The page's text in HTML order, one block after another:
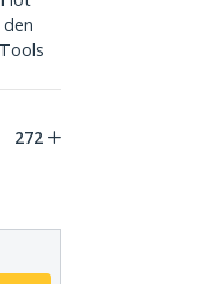
272